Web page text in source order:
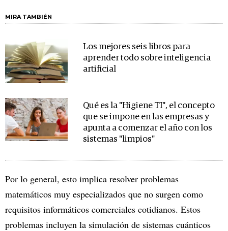
MIRA TAMBIÉN
Los mejores seis libros para
aprender todo sobre inteligencia
artificial
Qué es la "Higiene TI", el concepto
que se impone en las empresas y
apunta a comenzar el año con los
sistemas "limpios"
Por lo general, esto implica resolver problemas
matemáticos muy especializados que no surgen como
requisitos informáticos comerciales cotidianos. Estos
problemas incluyen la simulación de sistemas cuánticos